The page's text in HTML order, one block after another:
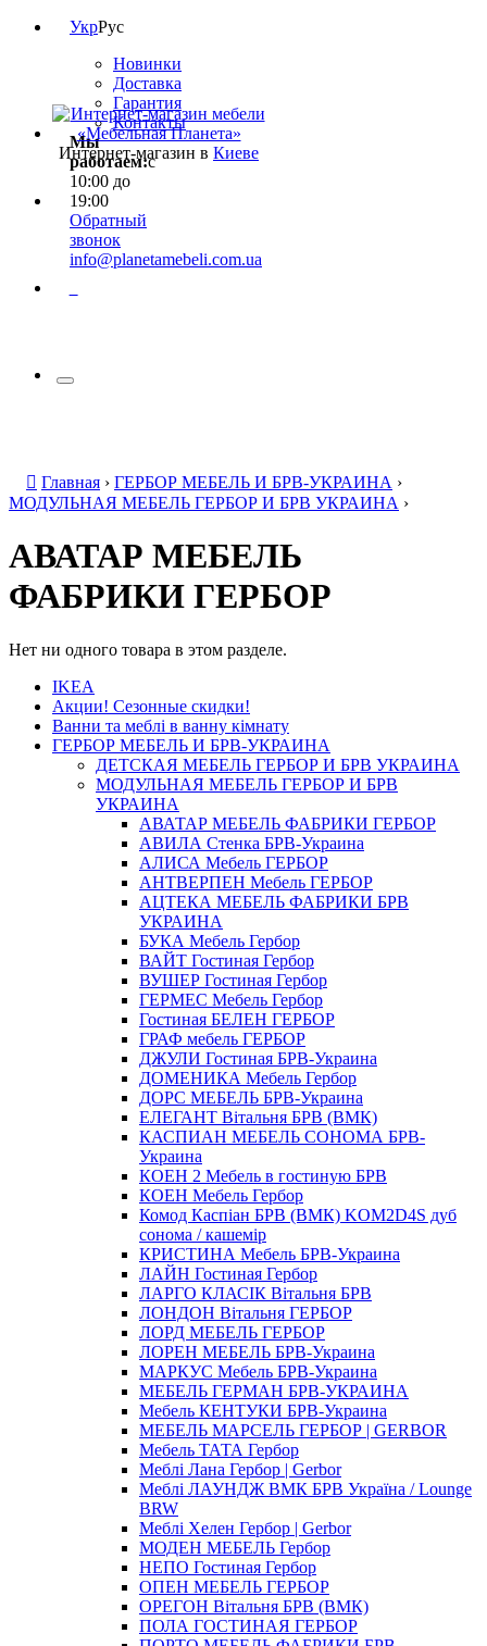
УкрРус
Новинки
Доставка
Гарантия
Контакты
Мы
работаем:с
10:00 до
19:00
Обратный
звонок
info@planetamebeli.com.ua
Интернет-магазин в Киеве
Главная › ГЕРБОР МЕБЕЛЬ И БРВ-УКРАИНА ›
МОДУЛЬНАЯ МЕБЕЛЬ ГЕРБОР И БРВ УКРАИНА ›
АВАТАР МЕБЕЛЬ
ФАБРИКИ ГЕРБОР
Нет ни одного товара в этом разделе.
IKEA
Акции! Сезонные скидки!
Ванни та меблі в ванну кімнату
ГЕРБОР МЕБЕЛЬ И БРВ-УКРАИНА
ДЕТСКАЯ МЕБЕЛЬ ГЕРБОР И БРВ УКРАИНА
МОДУЛЬНАЯ МЕБЕЛЬ ГЕРБОР И БРВ
УКРАИНА
АВАТАР МЕБЕЛЬ ФАБРИКИ ГЕРБОР
АВИЛА Стенка БРВ-Украина
АЛИСА Мебель ГЕРБОР
АНТВЕРПЕН Мебель ГЕРБОР
АЦТЕКА МЕБЕЛЬ ФАБРИКИ БРВ
УКРАИНА
БУКА Мебель Гербор
ВАЙТ Гостиная Гербор
ВУШЕР Гостиная Гербор
ГЕРМЕС Мебель Гербор
Гостиная БЕЛЕН ГЕРБОР
ГРАФ мебель ГЕРБОР
ДЖУЛИ Гостиная БРВ-Украина
ДОМЕНИКА Мебель Гербор
ДОРС МЕБЕЛЬ БРВ-Украина
ЕЛЕГАНТ Вітальня БРВ (ВМК)
КАСПИАН МЕБЕЛЬ СОНОМА БРВ-
Украина
КОЕН 2 Мебель в гостиную БРВ
КОЕН Мебель Гербор
Комод Каспіан БРВ (ВМК) KOM2D4S дуб
сонома / кашемір
КРИСТИНА Мебель БРВ-Украина
ЛАЙН Гостиная Гербор
ЛАРГО КЛАСIК Вітальня БРВ
ЛОНДОН Вітальня ГЕРБОР
ЛОРД МЕБЕЛЬ ГЕРБОР
ЛОРЕН МЕБЕЛЬ БРВ-Украина
МАРКУС Мебель БРВ-Украина
МЕБЕЛЬ ГЕРМАН БРВ-УКРАИНА
Мебель КЕНТУКИ БРВ-Украина
МЕБЕЛЬ МАРСЕЛЬ ГЕРБОР | GERBOR
Мебель ТАТА Гербор
Меблi Лана Гербор | Gerbor
Меблi ЛАУНДЖ ВМК БРВ Україна / Lounge
BRW
Меблi Хелен Гербор | Gerbor
МОДЕН МЕБЕЛЬ Гербор
НЕПО Гостиная Гербор
ОПЕН МЕБЕЛЬ ГЕРБОР
ОРЕГОН Вітальня БРВ (ВМК)
ПОЛА ГОСТИНАЯ ГЕРБОР